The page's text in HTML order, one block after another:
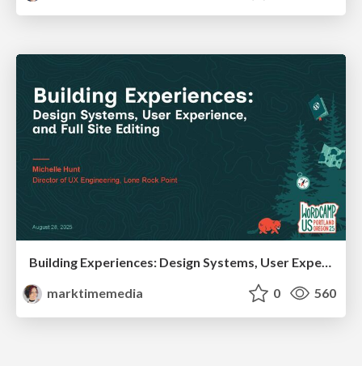
marktimemedia
0 560